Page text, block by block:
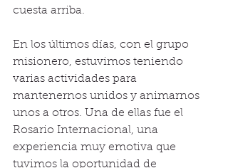
cuesta arriba.
En los últimos días, con el grupo
misionero, estuvimos teniendo
varias actividades para
mantenernos unidos y animarnos
unos a otros. Una de ellas fue el
Rosario Internacional, una
experiencia muy emotiva que
tuvimos la oportunidad de